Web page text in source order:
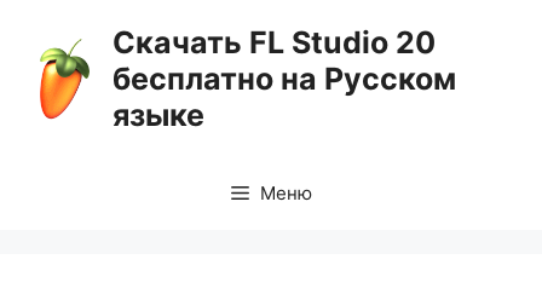
содержимому
Скачать FL Studio 20
бесплатно на Русском
языке
Меню